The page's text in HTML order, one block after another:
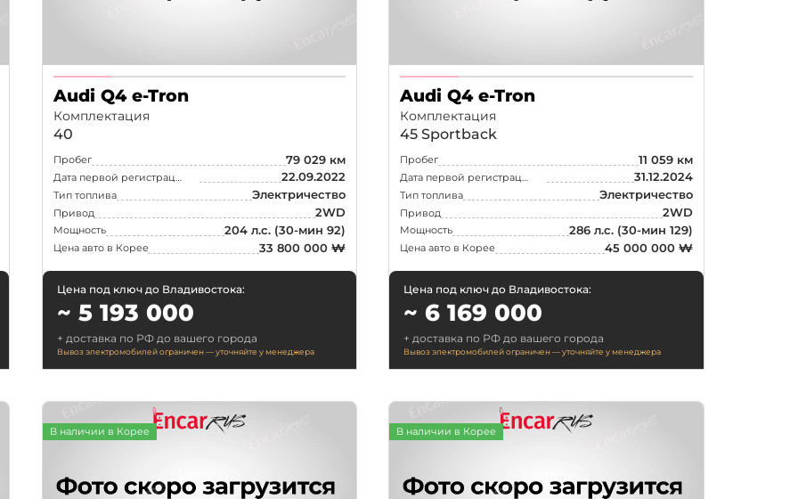
Audi Q4 e-Tron
Комплектация
40
Пробег 79 029 км
Дата первой регистрации 22.09.2022
Тип топлива Электричество
Привод 2WD
Мощность 204 л.с. (30-мин 92)
Цена авто в Корее 33 800 000 ₩
Цена под ключ до Владивостока:
~ 5 193 000
+ доставка по РФ до вашего города
Вывоз электромобилей ограничен — уточняйте у менеджера
Audi Q4 e-Tron
Комплектация
45 Sportback
Пробег 11 059 км
Дата первой регистрации 31.12.2024
Тип топлива Электричество
Привод 2WD
Мощность 286 л.с. (30-мин 129)
Цена авто в Корее 45 000 000 ₩
Цена под ключ до Владивостока:
~ 6 169 000
+ доставка по РФ до вашего города
Вывоз электромобилей ограничен — уточняйте у менеджера
В наличии в Корее В наличии в Корее